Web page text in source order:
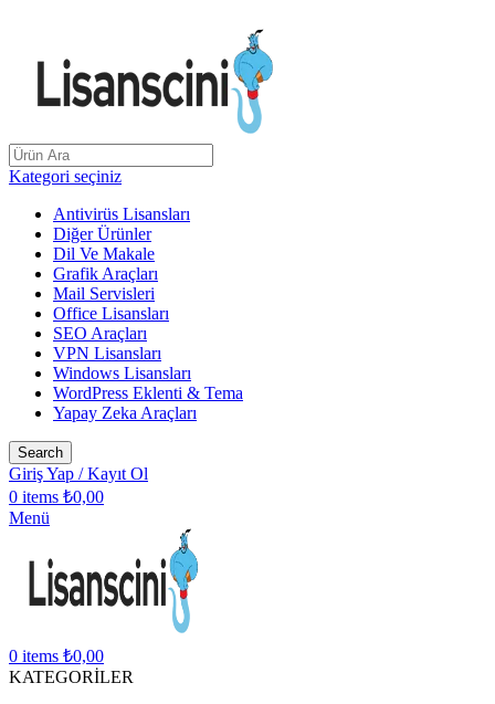
Kategori seçiniz
Antivirüs Lisansları
Diğer Ürünler
Dil Ve Makale
Grafik Araçları
Mail Servisleri
Office Lisansları
SEO Araçları
VPN Lisansları
Windows Lisansları
WordPress Eklenti & Tema
Yapay Zeka Araçları
Search
Giriş Yap / Kayıt Ol
0 items ₺0,00
Menü
0 items ₺0,00
KATEGORİLER